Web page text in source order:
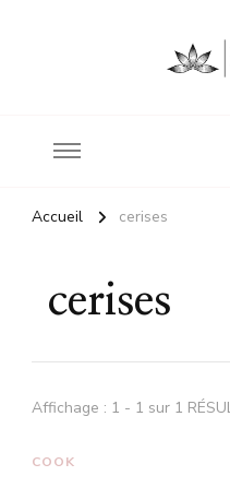
Accueil cerises
cerises
Affichage : 1 - 1 sur 1
COOK